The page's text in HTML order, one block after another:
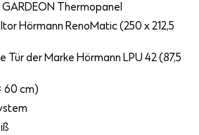
Thermopanel
Hörmann RenoMatic (250 x 212,5
Tür der Marke Hörmann LPU 42 (87,5
60 cm)